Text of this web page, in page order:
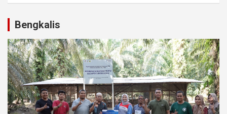
Bengkalis